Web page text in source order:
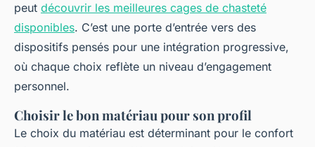
peut découvrir les meilleures cages de chasteté
disponibles. C’est une porte d’entrée vers des
dispositifs pensés pour une intégration progressive,
où chaque choix reflète un niveau d’engagement
personnel.
Choisir le bon matériau pour son profil
Le choix du matériau est déterminant pour le confort